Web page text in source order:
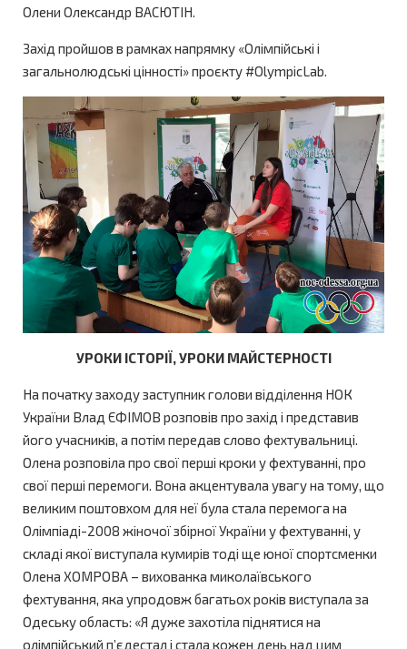
Олени Олександр ВАСЮТІН.
Захід пройшов в рамках напрямку «Олімпійські і
загальнолюдські цінності» проєкту #OlympicLab.
УРОКИ ІСТОРІЇ, УРОКИ МАЙСТЕРНОСТІ
На початку заходу заступник голови відділення НОК
України Влад ЄФІМОВ розповів про захід і представив
його учасників, а потім передав слово фехтувальниці.
Олена розповіла про свої перші кроки у фехтуванні, про
свої перші перемоги. Вона акцентувала увагу на тому, що
великим поштовхом для неї була стала перемога на
Олімпіаді-2008 жіночої збірної України у фехтуванні, у
складі якої виступала кумирів тоді ще юної спортсменки
Олена ХОМРОВА – вихованка миколаївського
фехтування, яка упродовж багатьох років виступала за
Одеську область: «Я дуже захотіла піднятися на
олімпійський п’єдестал і стала кожен день над цим